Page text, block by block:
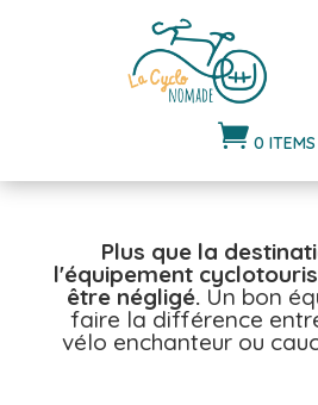
 0 ITEMS
Plus que la
l'équipement
être négligé. Un bon
faire la différence
vélo enchanteur ou